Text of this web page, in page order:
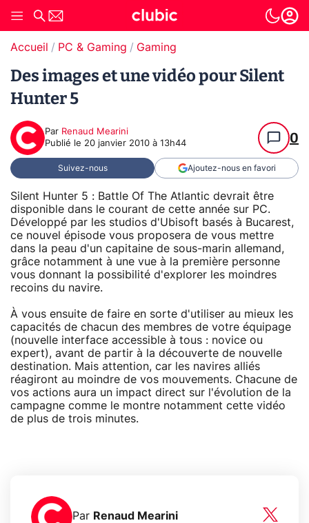
Accueil PC & Gaming Gaming
Des images et une vidéo pour Silent
Hunter 5
Par Renaud Mearini
Publié le 20 janvier 2010 à 13h44 0
Suivez-nous Ajoutez-nous en favori
Silent Hunter 5 : Battle Of The Atlantic devrait être
disponible dans le courant de cette année sur PC.
Développé par les studios d'Ubisoft basés à Bucarest,
ce nouvel épisode vous proposera de vous mettre
dans la peau d'un capitaine de sous-marin allemand,
grâce notamment à une vue à la première personne
vous donnant la possibilité d'explorer les moindres
recoins du navire.
À vous ensuite de faire en sorte d'utiliser au mieux les
capacités de chacun des membres de votre équipage
(nouvelle interface accessible à tous : novice ou
expert), avant de partir à la découverte de nouvelle
destination. Mais attention, car les navires alliés
réagiront au moindre de vos mouvements. Chacune de
vos actions aura un impact direct sur l'évolution de la
campagne comme le montre notamment cette vidéo
de plus de trois minutes.
Par Renaud Mearini